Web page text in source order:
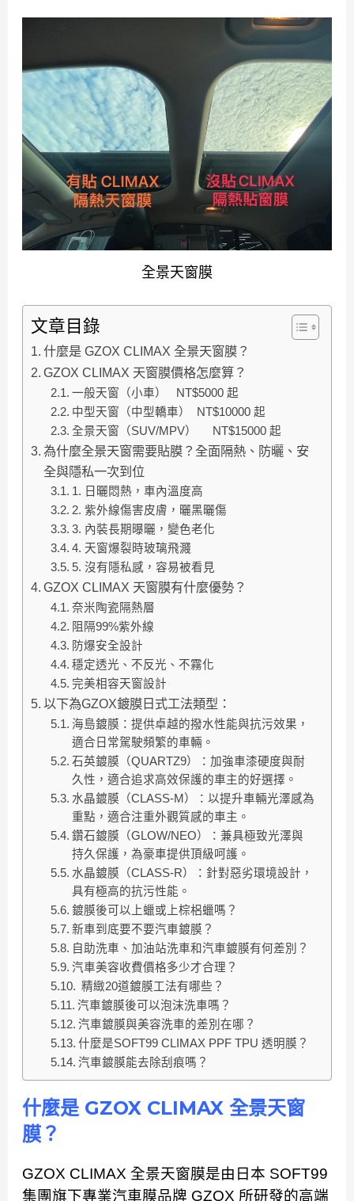
全景天窗膜
文章目錄
什麼是 GZOX CLIMAX 全景天窗膜？
GZOX CLIMAX 天窗膜價格怎麼算？
一般天窗（小車） NT$5000 起
中型天窗（中型轎車） NT$10000 起
全景天窗（SUV/MPV） NT$15000 起
為什麼全景天窗需要貼膜？全面隔熱、防曬、安
全與隱私一次到位
1. 日曬悶熱，車內溫度高
2. 紫外線傷害皮膚，曬黑曬傷
3. 內裝長期曝曬，變色老化
4. 天窗爆裂時玻璃飛濺
5. 沒有隱私感，容易被看見
GZOX CLIMAX 天窗膜有什麼優勢？
奈米陶瓷隔熱層
阻隔99%紫外線
防爆安全設計
穩定透光、不反光、不霧化
完美相容天窗設計
以下為GZOX鍍膜日式工法類型：
海島鍍膜：提供卓越的撥水性能與抗污效果，
適合日常駕駛頻繁的車輛。
石英鍍膜（QUARTZ9）：加強車漆硬度與耐
久性，適合追求高效保護的車主的好選擇。
水晶鍍膜（CLASS-M）：以提升車輛光澤感為
重點，適合注重外觀質感的車主。
鑽石鍍膜（GLOW/NEO）：兼具極致光澤與
持久保護，為豪車提供頂級呵護。
水晶鍍膜（CLASS-R）：針對惡劣環境設計，
具有極高的抗污性能。
鍍膜後可以上蠟或上棕梠蠟嗎？
新車到底要不要汽車鍍膜？
自助洗車、加油站洗車和汽車鍍膜有何差別？
汽車美容收費價格多少才合理？
精緻20道鍍膜工法有哪些？
汽車鍍膜後可以泡沫洗車嗎？
汽車鍍膜與美容洗車的差別在哪？
什麼是SOFT99 CLIMAX PPF TPU 透明膜？
汽車鍍膜能去除刮痕嗎？
什麼是 GZOX CLIMAX 全景天窗
膜？
GZOX CLIMAX 全景天窗膜是由日本 SOFT99
集團旗下專業汽車膜品牌 GZOX 所研發的高端